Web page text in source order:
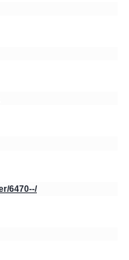
6470--/